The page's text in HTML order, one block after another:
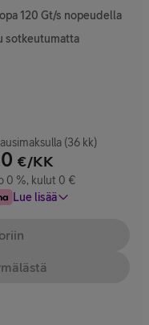
120 Gt/s nopeudella
sotkeutumatta
(36 kk)
€/KK
0 %, kulut 0 €
Lue lisää